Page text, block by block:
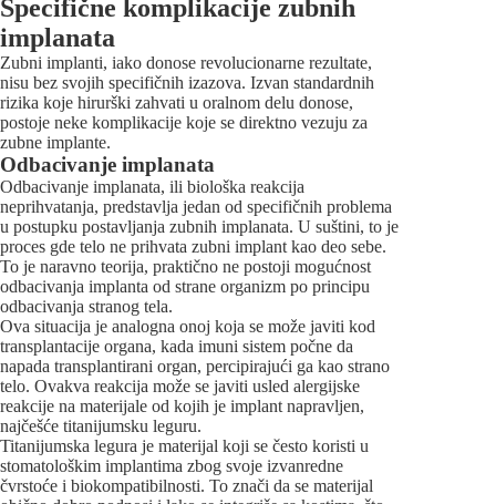
Specifične komplikacije zubnih
implanata
Zubni implanti, iako donose revolucionarne rezultate,
nisu bez svojih specifičnih izazova. Izvan standardnih
rizika koje hirurški zahvati u oralnom delu donose,
postoje neke komplikacije koje se direktno vezuju za
zubne implante.
Odbacivanje implanata
Odbacivanje implanata, ili biološka reakcija
neprihvatanja, predstavlja jedan od specifičnih problema
u postupku postavljanja zubnih implanata. U suštini, to je
proces gde telo ne prihvata zubni implant kao deo sebe.
To je naravno teorija, praktično ne postoji mogućnost
odbacivanja implanta od strane organizm po principu
odbacivanja stranog tela.
Ova situacija je analogna onoj koja se može javiti kod
transplantacije organa, kada imuni sistem počne da
napada transplantirani organ, percipirajući ga kao strano
telo. Ovakva reakcija može se javiti usled alergijske
reakcije na materijale od kojih je implant napravljen,
najčešće titanijumsku leguru.
Titanijumska legura je materijal koji se često koristi u
stomatološkim implantima zbog svoje izvanredne
čvrstoće i biokompatibilnosti. To znači da se materijal